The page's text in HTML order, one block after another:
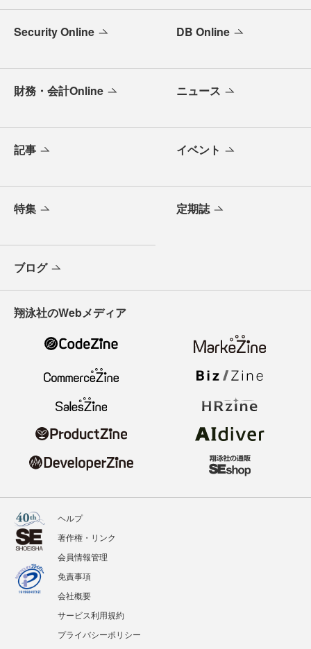
Security Online DB Online
財務・会計Online ニュース
記事 イベント
特集 定期誌
ブログ
翔泳社のWebメディア
ヘルプ
著作権・リンク
会員情報管理
免責事項
会社概要
サービス利用規約
プライバシーポリシー